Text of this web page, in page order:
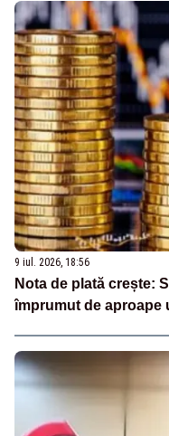
9 iul. 2026, 18:56
Nota de plată crește:
împrumut de aproape